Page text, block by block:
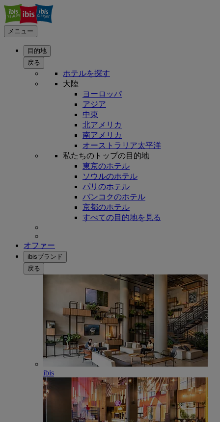
メニュー
目的地
戻る
ホテルを探す
大陸
ヨーロッパ
アジア
中東
北アメリカ
南アメリカ
オーストラリア太平洋
私たちのトップの目的地
東京のホテル
ソウルのホテル
パリのホテル
バンコクのホテル
京都のホテル
すべての目的地を見る
オファー
ibisブランド
戻る
ibis